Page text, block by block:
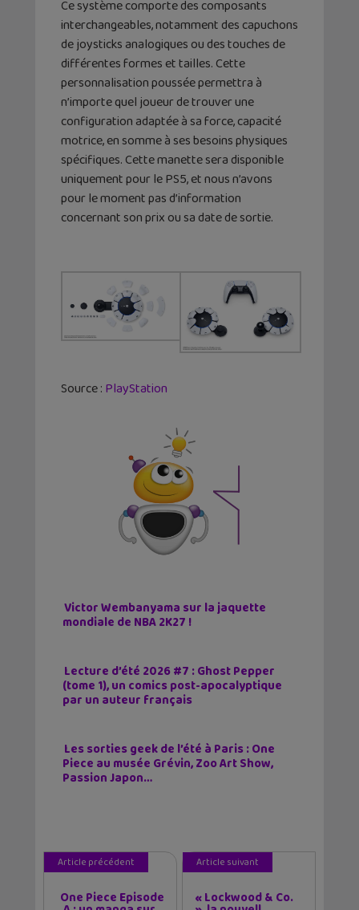
Ce système comporte des composants
interchangeables, notamment des capuchons
de joysticks analogiques ou des touches de
différentes formes et tailles. Cette
personnalisation poussée permettra à
n’importe quel joueur de trouver une
configuration adaptée à sa force, capacité
motrice, en somme à ses besoins physiques
spécifiques. Cette manette sera disponible
uniquement pour le PS5, et nous n’avons
pour le moment pas d’information
concernant son prix ou sa date de sortie.
Source : PlayStation
Victor Wembanyama sur la jaquette
mondiale de NBA 2K27 !
Lecture d’été 2026 #7 : Ghost Pepper
(tome 1), un comics post-apocalyptique
par un auteur français
Les sorties geek de l’été à Paris : One
Piece au musée Grévin, Zoo Art Show,
Passion Japon…
Article précédent
One Piece Episode
Article suivant
« Lockwood & Co.